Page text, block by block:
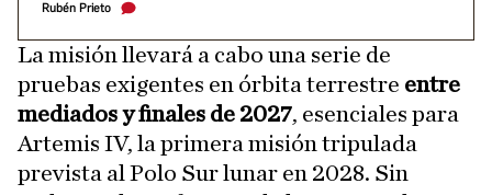
Rubén Prieto
La misión llevará a cabo una serie de
pruebas exigentes en órbita terrestre entre
mediados y finales de 2027, esenciales para
Artemis IV, la primera misión tripulada
prevista al Polo Sur lunar en 2028. Sin